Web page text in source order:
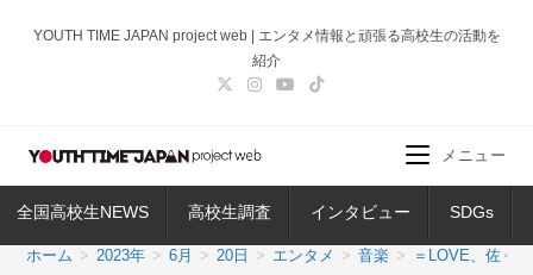
ス
ッ
YOUTH TIME JAPAN project web | エンタメ情報と頑張る高校生の活動を
紹介
全国高校生NEWS 高校生調査 インタビュー SDGs
メニュー
ホーム > 2023年 > 6月 > 20日 > エンタメ > 音楽 > ＝LOVE、佐々